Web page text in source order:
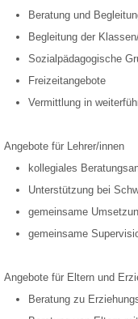
Beratung und
Begleitung der
Sozialpädagogische
Freizeitangebote
Vermittlung in
Angebote für Lehrer/innen
kollegiales
Unterstützung bei
gemeinsame
gemeinsame
Angebote für Eltern und
Beratung zu